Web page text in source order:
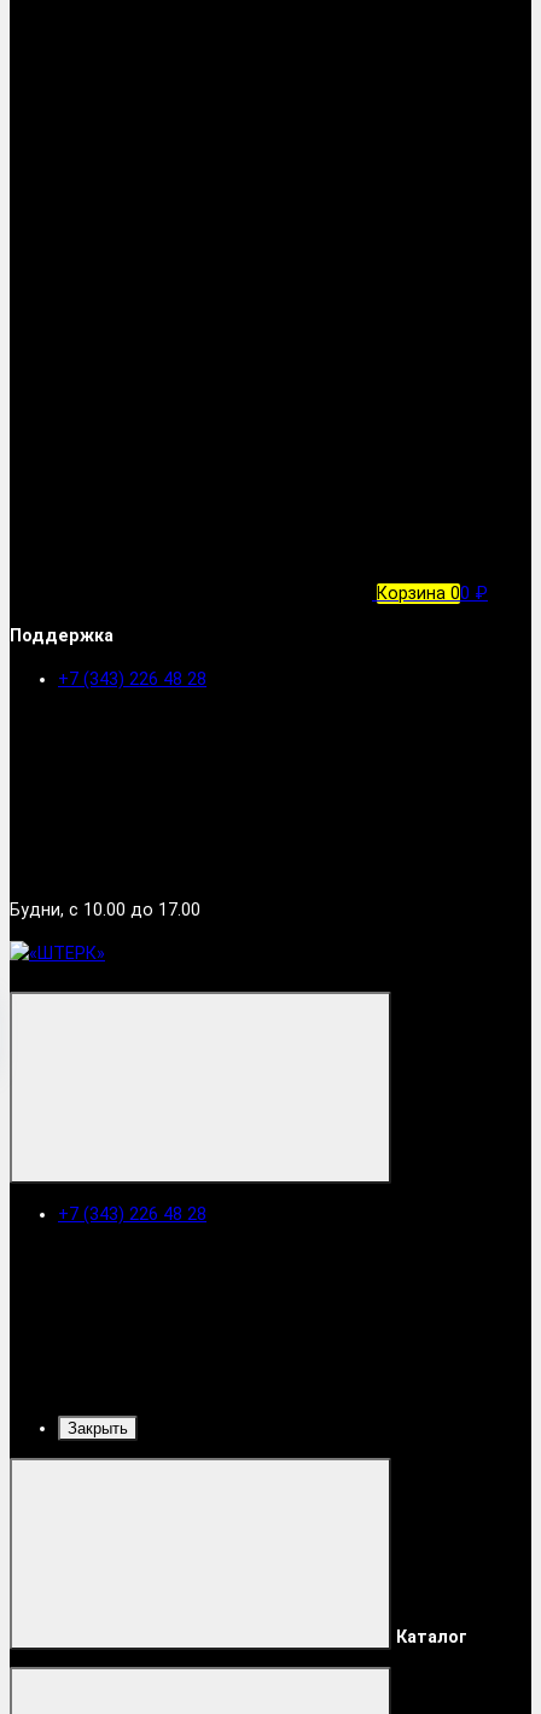
Корзина 00 ₽
Поддержка
+7 (343) 226 48 28
Будни, с 10.00 до 17.00
+7 (343) 226 48 28
Закрыть
Каталог